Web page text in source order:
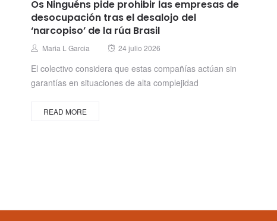
Os Ninguéns pide prohibir las empresas de
desocupación tras el desalojo del
‘narcopiso’ de la rúa Brasil
Author
Maria L Garcia
Posted
24 julio 2026
El colectivo considera que estas compañías actúan sin
garantías en situaciones de alta complejidad
READ MORE